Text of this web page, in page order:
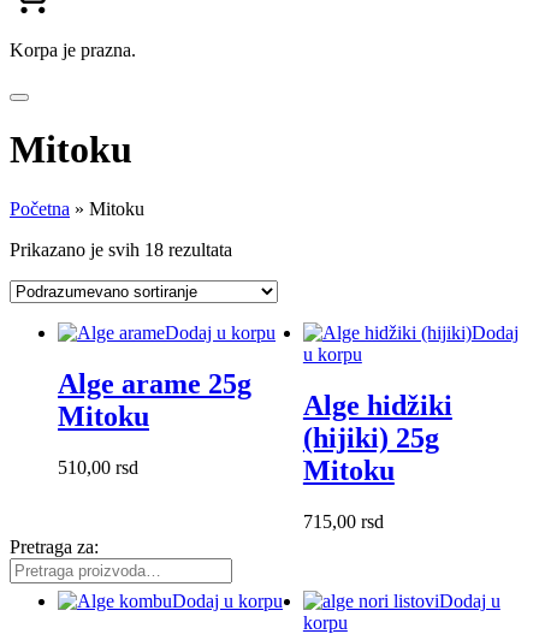
Korpa je prazna.
Mitoku
Početna » Mitoku
Prikazano je svih 18 rezultata
Dodaj u korpu
Alge arame 25g
Mitoku
510,00 rsd
Dodaj
u korpu
Alge hidžiki
(hijiki) 25g
Mitoku
715,00 rsd
Dodaj u korpu
Dodaj u
korpu
Pretraga za: